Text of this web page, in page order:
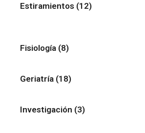
Estiramientos (12)
Fisiología (8)
Geriatría (18)
Investigación (3)